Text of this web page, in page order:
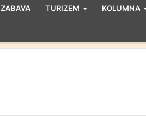
ZABAVA TURIZEM KOLUMNA